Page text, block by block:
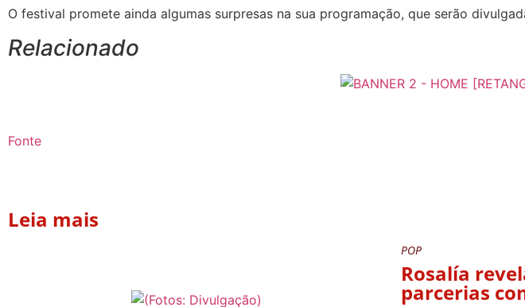
O festival promete ainda algumas surpresas na sua programação, que serão
Relacionado
Fonte
Leia mais
POP
Rosalía
parcerias